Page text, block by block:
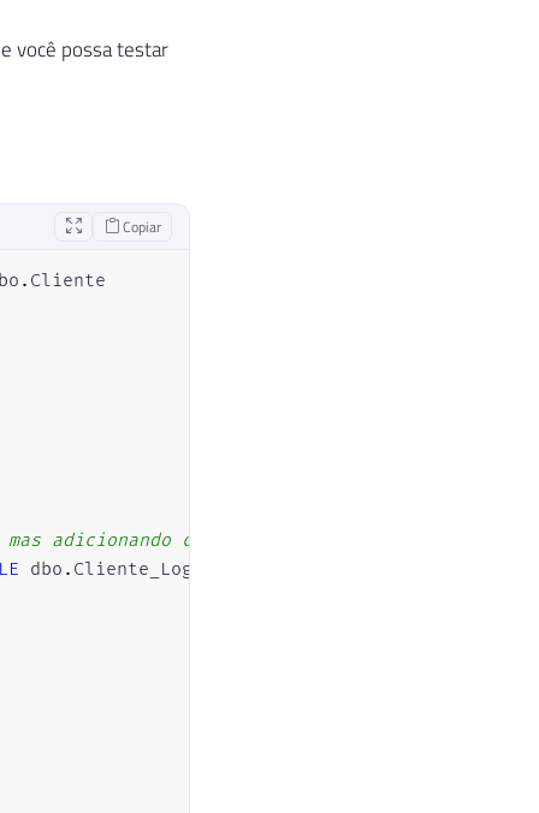
você possa testar
Copiar
.
adicionando colunas de controle
dbo .